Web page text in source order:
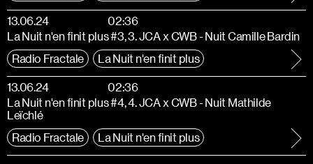
13.06.24 02:36
Radio Fractale La Nuit n'en finit plus
La Nuit n'en finit plus #3, 3. JCA x CWB - Nuit Camille Bardin
13.06.24 02:36
Radio Fractale La Nuit n'en finit plus
La Nuit n'en finit plus #4, 4. JCA x CWB - Nuit Mathilde
Leïchlé